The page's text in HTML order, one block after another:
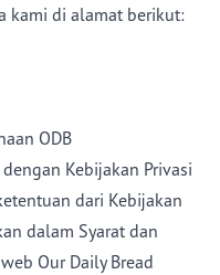
kami di alamat berikut:
ODB
Kebijakan Privasi
dari Kebijakan
dalam Syarat dan
Our Daily Bread